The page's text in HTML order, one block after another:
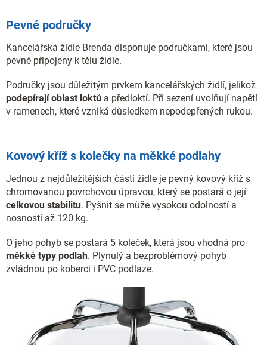
Pevné područky
Kancelářská židle Brenda disponuje područkami, které jsou
pevně připojeny k tělu židle.
Područky jsou důležitým prvkem kancelářských židlí, jelikož
podepírají oblast loktů a předloktí. Při sezení uvolňují napětí
v ramenech, které vzniká důsledkem nepodepřených rukou.
Kovový kříž s kolečky na měkké podlahy
Jednou z nejdůležitějších částí židle je pevný kovový kříž s
chromovanou povrchovou úpravou, který se postará o její
celkovou stabilitu. Pyšnit se může vysokou odolností a
nosností až 120 kg.
O jeho pohyb se postará 5 koleček, která jsou vhodná pro
měkké typy podlah. Plynulý a bezproblémový pohyb
zvládnou po koberci i PVC podlaze.